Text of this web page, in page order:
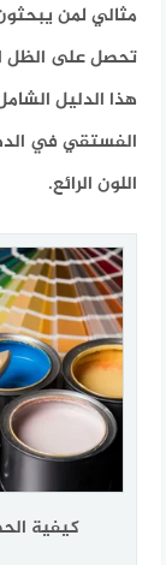
مثالي لمن
تحصل على الظل
هذا الدليل
الفستقي في
اللون الرائع.
كيفية